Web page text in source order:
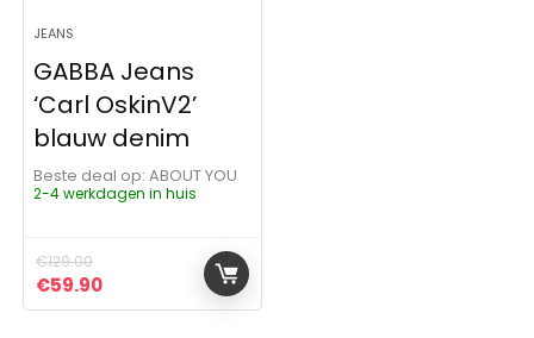
JEANS
GABBA Jeans
‘Carl OskinV2’
blauw denim
Beste deal op:
ABOUT YOU
2-4 werkdagen in huis
€129.00
Oorspronkelijke prijs was: €129.00.
€59.90Huidige prijs is: €59.90.